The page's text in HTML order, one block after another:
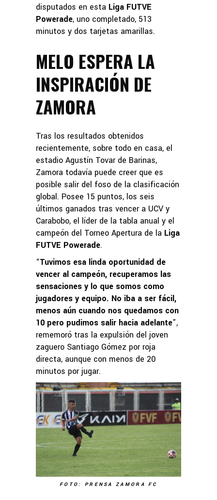
disputados en esta Liga FUTVE
Powerade, uno completado, 513
minutos y dos tarjetas amarillas.
MELO ESPERA LA
INSPIRACIÓN DE
ZAMORA
Tras los resultados obtenidos
recientemente, sobre todo en casa, el
estadio Agustín Tovar de Barinas,
Zamora todavía puede creer que es
posible salir del foso de la clasificación
global. Posee 15 puntos, los seis
últimos ganados tras vencer a UCV y
Carabobo, el líder de la tabla anual y el
campeón del Torneo Apertura de la Liga
FUTVE Powerade.
“Tuvimos esa linda oportunidad de
vencer al campeón, recuperamos las
sensaciones y lo que somos como
jugadores y equipo. No iba a ser fácil,
menos aún cuando nos quedamos con
10 pero pudimos salir hacia adelante”,
rememoró tras la expulsión del joven
zaguero Santiago Gómez por roja
directa, aunque con menos de 20
minutos por jugar.
FOTO: PRENSA ZAMORA FC